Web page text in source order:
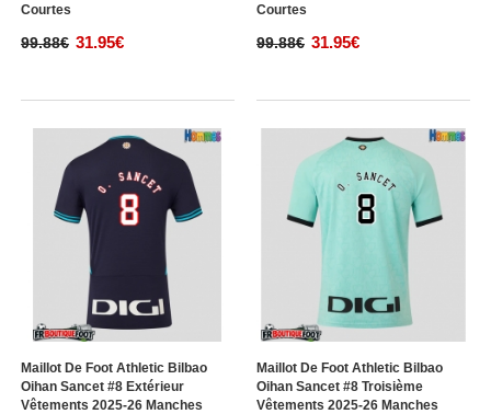
Courtes
99.88€ 31.95€
Courtes
99.88€ 31.95€
Maillot De Foot Athletic Bilbao
Oihan Sancet #8 Extérieur
Vêtements 2025-26 Manches
Maillot De Foot Athletic Bilbao
Oihan Sancet #8 Troisième
Vêtements 2025-26 Manches